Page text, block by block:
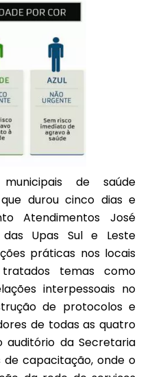
de saúde
durou cinco dias e
Atendimentos José
Upas Sul e Leste
práticas nos locais
temas como
interpessoais no
de protocolos e
de todas as quatro
auditório da Secretaria
de capacitação, onde o